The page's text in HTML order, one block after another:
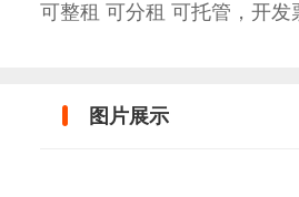
可整租 可分租 可托
图片展示